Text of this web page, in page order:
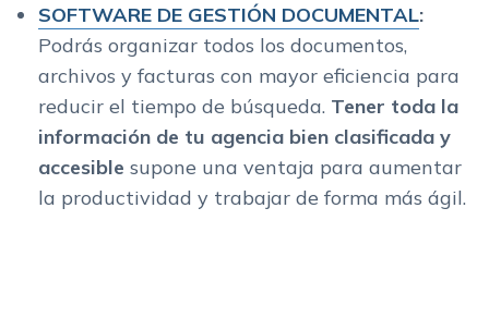
SOFTWARE DE GESTIÓN DOCUMENTAL:
Podrás organizar todos los documentos,
archivos y facturas con mayor eficiencia para
reducir el tiempo de búsqueda. Tener toda la
información de tu agencia bien clasificada y
accesible supone una ventaja para aumentar
la productividad y trabajar de forma más ágil.